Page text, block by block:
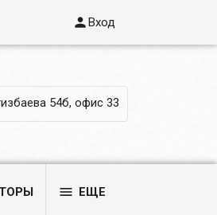
Вход
54б, офис 33
 ЕЩЕ